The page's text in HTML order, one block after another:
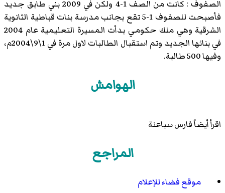
الصفوف : كانت من الصف 1-4 ولكن في 2009 بني طابق جديد
فأصبحت للصفوف 1-5 تقع بجانب مدرسة بنات قباطية الثانوية
الشرقية وهي ملك حكومي بدأت المسيرة التعليمية عام 2004
في بنائها الجديد وتم استقبال الطالبات لاول مرة في 1\9\2004م،
وفيها 500 طالبة.
الهوامش
اقرأ أيضاًفارس سباعنة
المراجع
موقع فضاء للإعلام